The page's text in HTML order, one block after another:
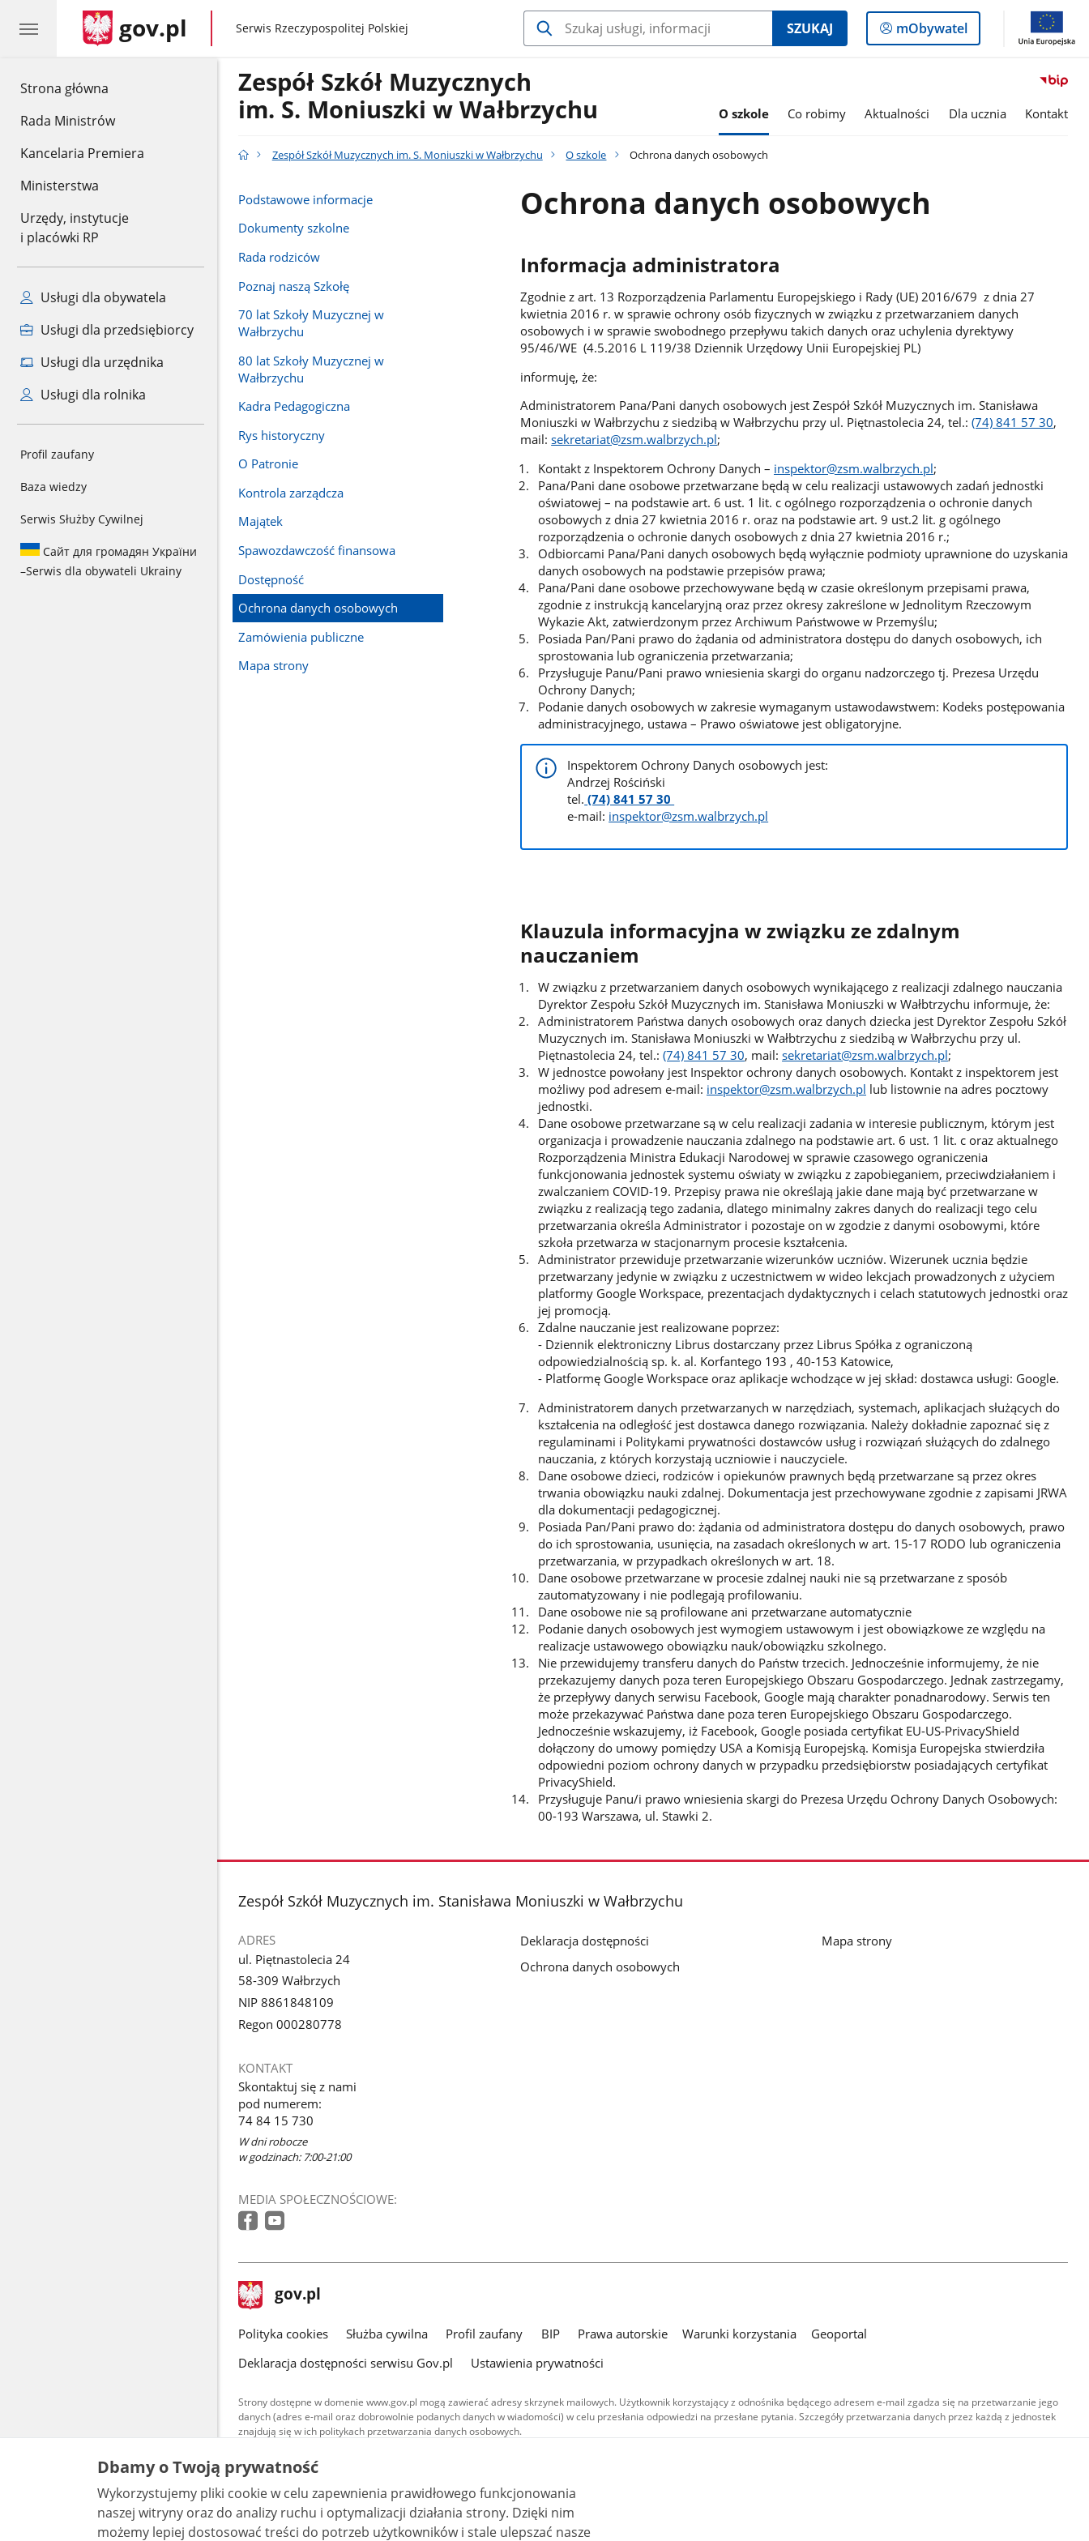
Strona główna
Rada Ministrów
Kancelaria Premiera
Ministerstwa
Urzędy, instytucje
i placówki RP
Usługi dla obywatela
Usługi dla przedsiębiorcy
Usługi dla urzędnika
Usługi dla rolnika
Profil zaufany
Baza wiedzy
Serwis Służby Cywilnej
Сайт для громадян України
–Serwis dla obywateli Ukrainy
gov.pl gov.pl
Serwis Rzeczypospolitej Polskiej SZUKAJ
Logowanie
do
mObywatel
Zespół Szkół Muzycznych
im. S. Moniuszki w Wałbrzychu
O szkole Co robimy Aktualności Dla ucznia Kontakt
Zespół Szkół Muzycznych im. S. Moniuszki w Wałbrzychu O szkole Ochrona danych osobowych
Podstawowe informacje
Dokumenty szkolne
Rada rodziców
Poznaj naszą Szkołę
70 lat Szkoły Muzycznej w
Wałbrzychu
80 lat Szkoły Muzycznej w
Wałbrzychu
Kadra Pedagogiczna
Rys historyczny
O Patronie
Kontrola zarządcza
Majątek
Spawozdawczość finansowa
Dostępność
Ochrona danych osobowych
Zamówienia publiczne
Mapa strony
Ochrona danych osobowych
Informacja administratora
Zgodnie z art. 13 Rozporządzenia Parlamentu Europejskiego i Rady (UE) 2016/679 z dnia 27
kwietnia 2016 r. w sprawie ochrony osób fizycznych w związku z przetwarzaniem danych
osobowych i w sprawie swobodnego przepływu takich danych oraz uchylenia dyrektywy
95/46/WE (4.5.2016 L 119/38 Dziennik Urzędowy Unii Europejskiej PL)
informuję, że:
Administratorem Pana/Pani danych osobowych jest Zespół Szkół Muzycznych im. Stanisława
Moniuszki w Wałbrzychu z siedzibą w Wałbrzychu przy ul. Piętnastolecia 24, tel.:(74) 841 57 30,
mail:sekretariat@zsm.walbrzych.pl;
Kontakt z Inspektorem Ochrony Danych – inspektor@zsm.walbrzych.pl;
Pana/Pani dane osobowe przetwarzane będą w celu realizacji ustawowych zadań jednostki
oświatowej – na podstawie art. 6 ust. 1 lit. c ogólnego rozporządzenia o ochronie danych
osobowych z dnia 27 kwietnia 2016 r. oraz na podstawie art. 9 ust.2 lit. g ogólnego
rozporządzenia o ochronie danych osobowych z dnia 27 kwietnia 2016 r.;
Odbiorcami Pana/Pani danych osobowych będą wyłącznie podmioty uprawnione do uzyskania
danych osobowych na podstawie przepisów prawa;
Pana/Pani dane osobowe przechowywane będą w czasie określonym przepisami prawa,
zgodnie z instrukcją kancelaryjną oraz przez okresy zakreślone w Jednolitym Rzeczowym
Wykazie Akt, zatwierdzonym przez Archiwum Państwowe w Przemyślu;
Posiada Pan/Pani prawo do żądania od administratora dostępu do danych osobowych, ich
sprostowania lub ograniczenia przetwarzania;
Przysługuje Panu/Pani prawo wniesienia skargi do organu nadzorczego tj. Prezesa Urzędu
Ochrony Danych;
Podanie danych osobowych w zakresie wymaganym ustawodawstwem: Kodeks postępowania
administracyjnego, ustawa – Prawo oświatowe jest obligatoryjne.
Inspektorem Ochrony Danych osobowych jest:
Andrzej Rościński
tel. (74) 841 57 30
e-mail: inspektor@zsm.walbrzych.pl
Klauzula informacyjna w związku ze zdalnym
nauczaniem
W związku z przetwarzaniem danych osobowych wynikającego z realizacji zdalnego nauczania
Dyrektor Zespołu Szkół Muzycznych im. Stanisława Moniuszki w Wałbtrzychu informuje, że:
Administratorem Państwa danych osobowych oraz danych dziecka jest Dyrektor Zespołu Szkół
Muzycznych im. Stanisława Moniuszki w Wałbtrzychu z siedzibą w Wałbrzychu przy ul.
Piętnastolecia 24, tel.:(74) 841 57 30, mail:sekretariat@zsm.walbrzych.pl;
W jednostce powołany jest Inspektor ochrony danych osobowych. Kontakt z inspektorem jest
możliwy pod adresem e-mail: inspektor@zsm.walbrzych.pl lub listownie na adres pocztowy
jednostki.
Dane osobowe przetwarzane są w celu realizacji zadania w interesie publicznym, którym jest
organizacja i prowadzenie nauczania zdalnego na podstawie art. 6 ust. 1 lit. c oraz aktualnego
Rozporządzenia Ministra Edukacji Narodowej w sprawie czasowego ograniczenia
funkcjonowania jednostek systemu oświaty w związku z zapobieganiem, przeciwdziałaniem i
zwalczaniem COVID-19. Przepisy prawa nie określają jakie dane mają być przetwarzane w
związku z realizacją tego zadania, dlatego minimalny zakres danych do realizacji tego celu
przetwarzania określa Administrator i pozostaje on w zgodzie z danymi osobowymi, które
szkoła przetwarza w stacjonarnym procesie kształcenia.
Administrator przewiduje przetwarzanie wizerunków uczniów. Wizerunek ucznia będzie
przetwarzany jedynie w związku z uczestnictwem w wideo lekcjach prowadzonych z użyciem
platformy Google Workspace, prezentacjach dydaktycznych i celach statutowych jednostki oraz
jej promocją.
Zdalne nauczanie jest realizowane poprzez:
- Dziennik elektroniczny Librus dostarczany przez Librus Spółka z ograniczoną
odpowiedzialnością sp. k. al. Korfantego 193 , 40-153 Katowice,
- Platformę Google Workspace oraz aplikacje wchodzące w jej skład: dostawca usługi: Google.
Administratorem danych przetwarzanych w narzędziach, systemach, aplikacjach służących do
kształcenia na odległość jest dostawca danego rozwiązania. Należy dokładnie zapoznać się z
regulaminami i Politykami prywatności dostawców usług i rozwiązań służących do zdalnego
nauczania, z których korzystają uczniowie i nauczyciele.
Dane osobowe dzieci, rodziców i opiekunów prawnych będą przetwarzane są przez okres
trwania obowiązku nauki zdalnej. Dokumentacja jest przechowywane zgodnie z zapisami JRWA
dla dokumentacji pedagogicznej.
Posiada Pan/Pani prawo do: żądania od administratora dostępu do danych osobowych, prawo
do ich sprostowania, usunięcia, na zasadach określonych w art. 15-17 RODO lub ograniczenia
przetwarzania, w przypadkach określonych w art. 18.
Dane osobowe przetwarzane w procesie zdalnej nauki nie są przetwarzane z sposób
zautomatyzowany i nie podlegają profilowaniu.
Dane osobowe nie są profilowane ani przetwarzane automatycznie
Podanie danych osobowych jest wymogiem ustawowym i jest obowiązkowe ze względu na
realizacje ustawowego obowiązku nauk/obowiązku szkolnego.
Nie przewidujemy transferu danych do Państw trzecich. Jednocześnie informujemy, że nie
przekazujemy danych poza teren Europejskiego Obszaru Gospodarczego. Jednak zastrzegamy,
że przepływy danych serwisu Facebook, Google mają charakter ponadnarodowy. Serwis ten
może przekazywać Państwa dane poza teren Europejskiego Obszaru Gospodarczego.
Jednocześnie wskazujemy, iż Facebook, Google posiada certyfikat EU-US-PrivacyShield
dołączony do umowy pomiędzy USA a Komisją Europejską. Komisja Europejska stwierdziła
odpowiedni poziom ochrony danych w przypadku przedsiębiorstw posiadających certyfikat
PrivacyShield.
Przysługuje Panu/i prawo wniesienia skargi do Prezesa Urzędu Ochrony Danych Osobowych:
00-193 Warszawa, ul. Stawki 2.
stopka
Zespół Szkół Muzycznych im. Stanisława Moniuszki w Wałbrzychu
ADRES
ul. Piętnastolecia 24
58-309 Wałbrzych
NIP 8861848109
Regon 000280778
KONTAKT
Skontaktuj się z nami
pod numerem:
74 84 15 730
W dni robocze
w godzinach: 7:00-21:00
MEDIA SPOŁECZNOŚCIOWE:
Deklaracja dostępności
Ochrona danych osobowych
Mapa strony
stopka
gov.pl Strona
gov.pl
gov.pl
Polityka cookies Służba cywilna Profil zaufany BIP Prawa autorskie Warunki korzystania
Geoportal
Deklaracja dostępności serwisu Gov.pl
Ustawienia prywatności
Strony dostępne w domenie www.gov.pl mogą zawierać adresy skrzynek mailowych. Użytkownik korzystający z odnośnika będącego adresem e-mail zgadza się na przetwarzanie jego
danych (adres e-mail oraz dobrowolnie podanych danych w wiadomości) w celu przesłania odpowiedzi na przesłane pytania. Szczegóły przetwarzania danych przez każdą z jednostek
znajdują się w ich politykach przetwarzania danych osobowych.
Treści tekstowe publikowane w serwisie (z wyłączeniem treści audiowizualnych), są
udostępniane na licencji typu Creative Commons: uznanie autorstwa - na tych samych
warunkach 4.0 (CC BY-SA 4.0). Materiały audiowizualne, w tym zdjęcia, materiały audio i wideo,
są udostępniane na licencji typu Creative Commons: uznanie autorstwa użycie niekomercyjne -
bez utworów zależnych 4.0 (CC BY-NC-ND 4.0), o ile nie jest to stwierdzone inaczej.
Dbamy o Twoją prywatność
Wykorzystujemy pliki cookie w celu zapewnienia prawidłowego funkcjonowania
naszej witryny oraz do analizy ruchu i optymalizacji działania strony. Dzięki nim
możemy lepiej dostosować treści do potrzeb użytkowników i stale ulepszać nasze